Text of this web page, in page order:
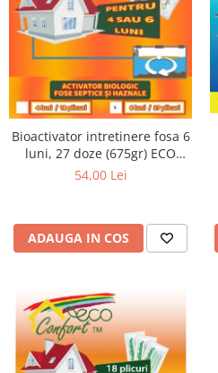
Bioactivator intretinere fosa 6
luni, 27 doze (675gr) ECO
CONFORT
54,00 Lei
ADAUGA IN COS